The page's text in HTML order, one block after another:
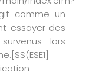
comme un
essayer des
lors
[SS(ESE1]